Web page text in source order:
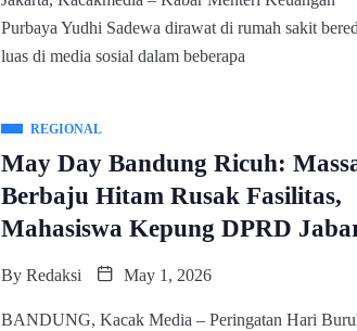
Purbaya Yudhi Sadewa dirawat di rumah sakit
luas di media sosial dalam beberapa
REGIONAL
May Day Bandung Ricuh:
Berbaju Hitam Rusak Fasilitas,
Mahasiswa Kepung DPRD
By Redaksi May 1, 2026
BANDUNG, Kacak Media – Peringatan Hari